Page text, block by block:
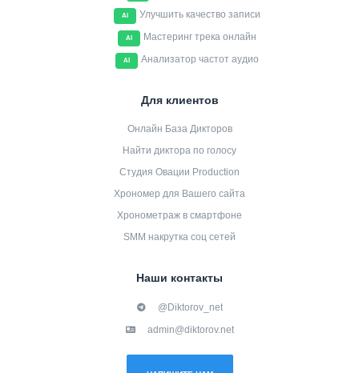
AI Улучшить качество записи
AI Мастеринг трека онлайн
AI Анализатор частот аудио
Для клиентов
Онлайн База Дикторов
Найти диктора по голосу
Студия Овации Production
Хрономер для Вашего сайта
Хронометраж в смартфоне
SMM накрутка соц сетей
Наши контакты
@Diktorov_net
admin@diktorov.net